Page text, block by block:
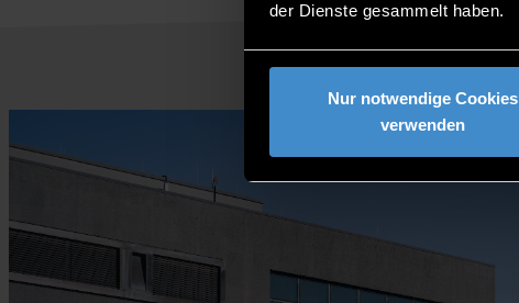
der Dienste gesammelt haben.
Nur notwendige Cookies
verwenden